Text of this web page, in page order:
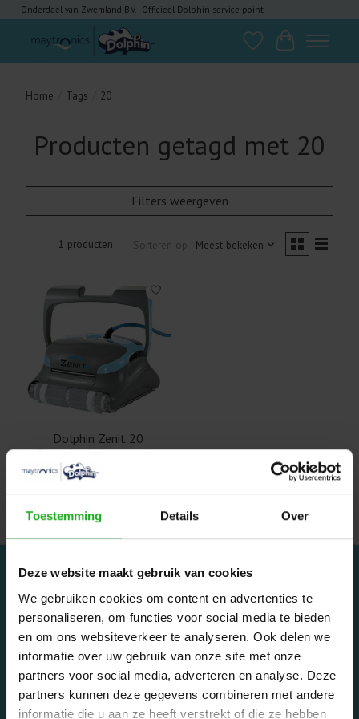
Toestemming Details Over
Deze website maakt gebruik van cookies
We gebruiken cookies om content en advertenties te
personaliseren, om functies voor social media te bieden
en om ons websiteverkeer te analyseren. Ook delen we
informatie over uw gebruik van onze site met onze
partners voor social media, adverteren en analyse. Deze
partners kunnen deze gegevens combineren met andere
informatie die u aan ze heeft verstrekt of die ze hebben
Onderdeel van Zwemland B.V. - Officieel Dolphin service point
VerlanglijstWinkelwagen
Home Tags 20
Producten getagd met 20
Filters weergeven
1 producten Sorteren op Meest bekeken
Dolphin Zenit 20
Zwembadrobot zonder
caddy
€1.489,00
Dolphinrobot - Onderdeel van Zwemland B.V. www.zwemland.nl